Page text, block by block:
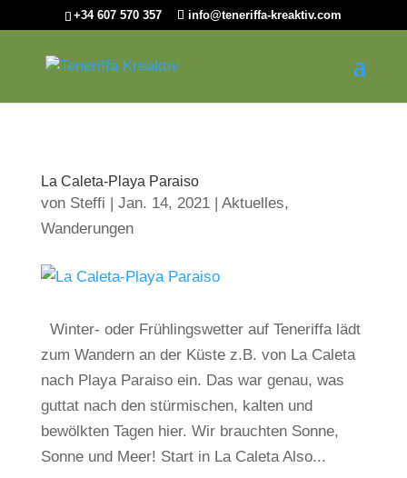
+34 607 570 357 info@teneriffa-kreaktiv.com
La Caleta-Playa Paraiso
von Steffi | Jan. 14, 2021| Aktuelles,
Wanderungen
Winter- oder Frühlingswetter auf Teneriffa lädt
zum Wandern an der Küste z.B. von La Caleta
nach Playa Paraiso ein. Das war genau, was
guttat nach den stürmischen, kalten und
bewölkten Tagen hier. Wir brauchten Sonne,
Sonne und Meer! Start in La Caleta Also...